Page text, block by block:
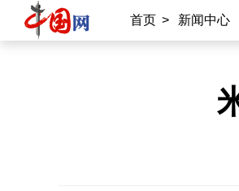
首页 > 新闻中心